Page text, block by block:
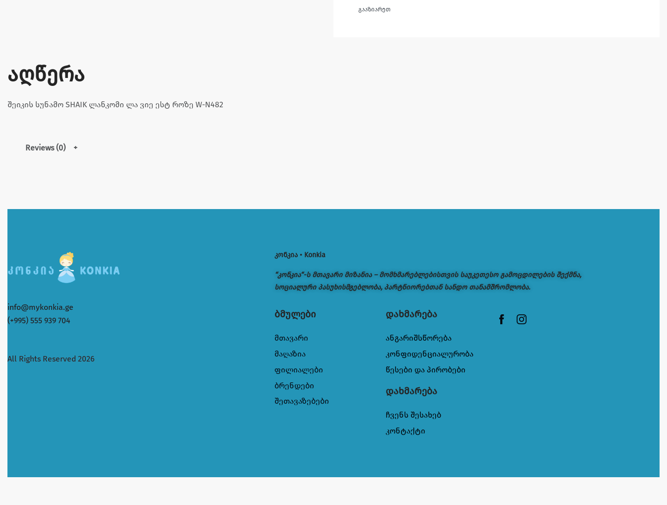
გააზიარეთ
აღწერა
შეიკის სუნამო SHAIK ლანკომი ლა ვიე ესტ როზე W-N482
Reviews (0)
info@mykonkia.ge
(+995) 555 939 704
All Rights Reserved 2026
კონკია • Konkia
“კონკია“-ს მთავარი მიზანია – მომხმარებლებისთვის საუკეთესო გამოცდილების შექმნა,
სოციალური პასუხისმგებლობა, პარტნიორებთან სანდო თანამშრომლობა.
ბმულები
მთავარი
მაღაზია
ფილიალები
ბრენდები
შეთავაზებები
დახმარება
ანგარიშსწორება
კონფიდენციალურობა
წესები და პირობები
დახმარება
ჩვენს შესახებ
კონტაქტი